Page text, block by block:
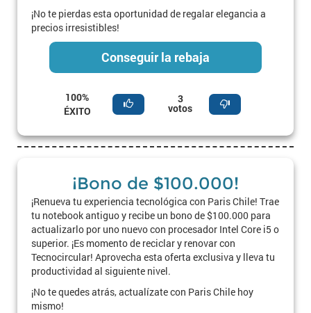
¡No te pierdas esta oportunidad de regalar elegancia a
precios irresistibles!
Conseguir la rebaja
100%
ÉXITO
3
votos
¡Bono de $100.000!
¡Renueva tu experiencia tecnológica con Paris Chile! Trae
tu notebook antiguo y recibe un bono de $100.000 para
actualizarlo por uno nuevo con procesador Intel Core i5 o
superior. ¡Es momento de reciclar y renovar con
Tecnocircular! Aprovecha esta oferta exclusiva y lleva tu
productividad al siguiente nivel.
¡No te quedes atrás, actualízate con Paris Chile hoy
mismo!